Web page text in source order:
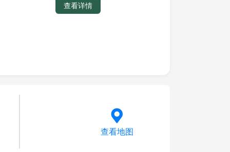
查看详情
查看地图